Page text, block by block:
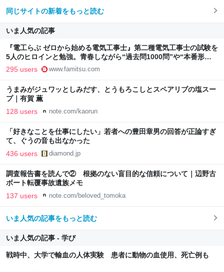
同じサイトの新着をもっと読む
いま人気の記事
『電工らぶ ゼロから始める電気工事士』第二種電気工事士の試験を
5人のヒロインと勉強。青春しながら“過去問1000問”や“本番形式
CBT模擬試験”で本格的に学べるノベルゲーム | ゲーム・エンタメ
最新情報のファミ通.com
295 users www.famitsu.com
うまみがジュワッとしみだす、とうもろこしとスペアリブの塩スー
プ｜有賀 薫
128 users note.com/kaorun
「好きなことを仕事にしたい」若者への豊田章男の回答が正論すぎ
て、ぐうの音も出なかった
436 users diamond.jp
調査報告書を読んで② 根拠のない盲目的な信頼について｜辺野古
ボート転覆事故遺族メモ
137 users note.com/beloved_tomoka
いま人気の記事をもっと読む
いま人気の記事 - 学び
戦時中、大学で輸血の人体実験 患者に動物の血使用、死亡例も